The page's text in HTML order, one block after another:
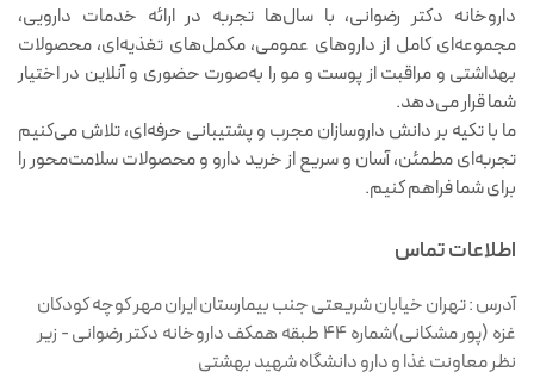
داروخانه دکتر رضوانی، با سال‌ها تجربه در ارائه خدمات دارویی،
مجموعه‌ای کامل از داروهای عمومی، مکمل‌های تغذیه‌ای، محصولات
بهداشتی و مراقبت از پوست و مو را به‌صورت حضوری و آنلاین در اختیار
شما قرار می‌دهد.
ما با تکیه بر دانش داروسازان مجرب و پشتیبانی حرفه‌ای، تلاش می‌کنیم
تجربه‌ای مطمئن، آسان و سریع از خرید دارو و محصولات سلامت‌محور را
برای شما فراهم کنیم.
اطلاعات تماس
آدرس :تهران خیابان شریعتی جنب بیمارستان ایران مهر کوچه کودکان
غزه (پور مشکانی)شماره ۴۴ طبقه همکف داروخانه دکتر رضوانی - زیر
نظر معاونت غذا و دارو دانشگاه شهید بهشتی